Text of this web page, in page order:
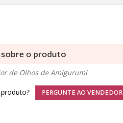
sobre o produto
de Olhos de Amigurumi
PERGUNTE AO VENDEDOR